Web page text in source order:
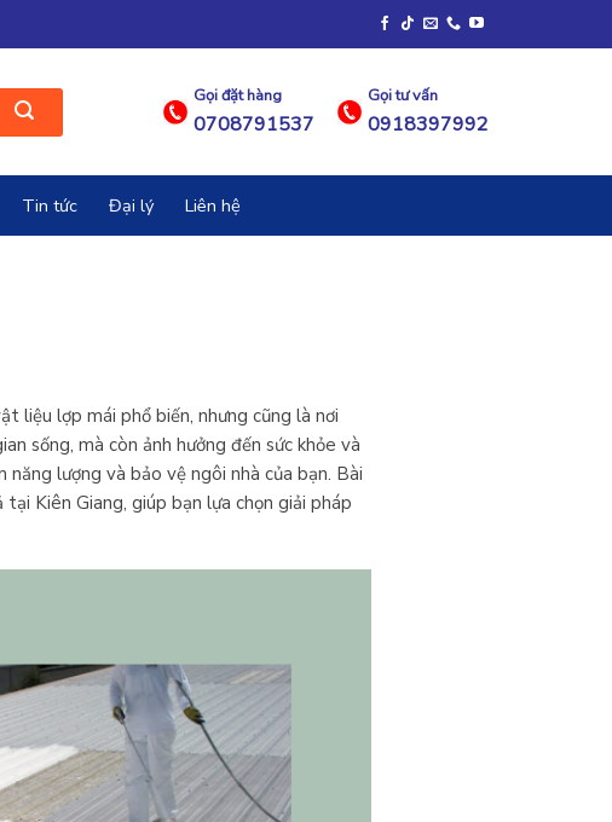
Gọi đặt hàng
0708791537
Gọi tư vấn
0918397992
Tin tức Đại lý Liên hệ
liệu lợp mái phổ biến, nhưng cũng là nơi
sống, mà còn ảnh hưởng đến sức khỏe và
lượng và bảo vệ ngôi nhà của bạn. Bài
Kiên Giang, giúp bạn lựa chọn giải pháp